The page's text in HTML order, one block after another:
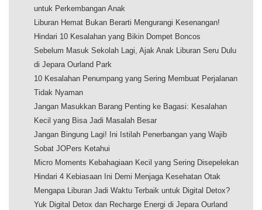
untuk Perkembangan Anak
Liburan Hemat Bukan Berarti Mengurangi Kesenangan!
Hindari 10 Kesalahan yang Bikin Dompet Boncos
Sebelum Masuk Sekolah Lagi, Ajak Anak Liburan Seru Dulu
di Jepara Ourland Park
10 Kesalahan Penumpang yang Sering Membuat Perjalanan
Tidak Nyaman
Jangan Masukkan Barang Penting ke Bagasi: Kesalahan
Kecil yang Bisa Jadi Masalah Besar
Jangan Bingung Lagi! Ini Istilah Penerbangan yang Wajib
Sobat JOPers Ketahui
Micro Moments Kebahagiaan Kecil yang Sering Disepelekan
Hindari 4 Kebiasaan Ini Demi Menjaga Kesehatan Otak
Mengapa Liburan Jadi Waktu Terbaik untuk Digital Detox?
Yuk Digital Detox dan Recharge Energi di Jepara Ourland